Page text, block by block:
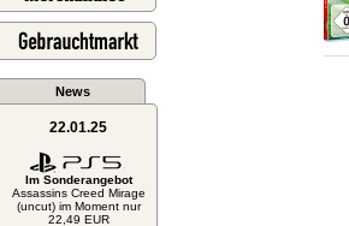
News
22.01.25
Im Sonderangebot
Assassins Creed Mirage
(uncut) im Moment nur
22,49 EUR